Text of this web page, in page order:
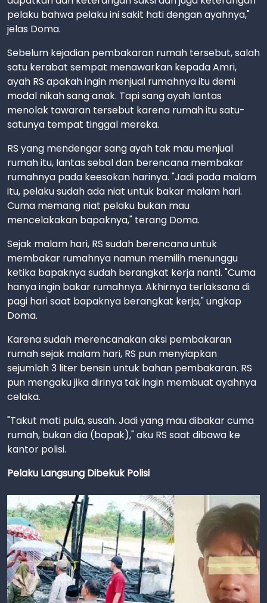
pelaku bahwa pelaku ini sakit hati dengan ayahnya,"
jelas Doma.
Sebelum kejadian pembakaran rumah tersebut, salah
satu kerabat sempat menawarkan kepada Amri,
ayah RS apakah ingin menjual rumahnya itu demi
modal nikah sang anak. Tapi sang ayah lantas
menolak tawaran tersebut karena rumah itu satu-
satunya tempat tinggal mereka.
RS yang mendengar sang ayah tak mau menjual
rumah itu, lantas sebal dan berencana membakar
rumahnya pada keesokan harinya. "Jadi pada malam
itu, pelaku sudah ada niat untuk bakar malam hari.
Cuma memang niat pelaku bukan mau
mencelakakan bapaknya," terang Doma.
Sejak malam hari, RS sudah berencana untuk
membakar rumahnya namun memilih menunggu
ketika bapaknya sudah berangkat kerja nanti. "Cuma
hanya ingin bakar rumahnya. Akhirnya terlaksana di
pagi hari saat bapaknya berangkat kerja," ungkap
Doma.
Karena sudah merencanakan aksi pembakaran
rumah sejak malam hari, RS pun menyiapkan
sejumlah 3 liter bensin untuk bahan pembakaran. RS
pun mengaku jika dirinya tak ingin membuat ayahnya
celaka.
"Takut mati pula, susah. Jadi yang mau dibakar cuma
rumah, bukan dia (bapak)," aku RS saat dibawa ke
kantor polisi.
Pelaku Langsung Dibekuk Polisi